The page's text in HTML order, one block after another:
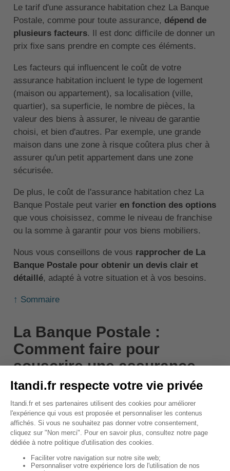
Le tarif d'une assurance habitation chez La Banque
Postale, comme pour toute assurance, dépend de
plusieurs facteurs. Il est donc difficile de donner un
prix fixe sans prendre en compte ces éléments.
Les facteurs qui influencent le coût de votre
assurance habitation incluent le type de logement
(maison ou appartement), sa localisation (ville,
quartier), sa superficie, le nombre de pièces, la
valeur des biens à assurer, le niveau de garantie
choisi, et bien d'autres. Par exemple, une grande
maison dans une zone à risque coûtera plus cher à
assurer qu'un petit appartement dans une zone
sécurisée.
De plus, le coût de l'assurance habitation chez La
Banque Postale peut varier en fonction des options
que vous choisissez, comme le niveau de franchise
ou la somme à garantir pour vos biens mobiliers.
Nous vous conseillons de vous rapprocher de La
Banque Postale pour obtenir un devis clair et
détaillé, adapté à votre situation et à vos besoins.
↑ Sommaire
La Banque Postale :
Comment faire pour
souscrire une assurance
habitation ?
Si vous souhaitez souscrire une assurance
habitation auprès de La Banque Postale, le
processus est simple et direct. La première étape
consiste àprendre contact avec un conseiller de
La Banque Postalepour discuter de vos besoins en